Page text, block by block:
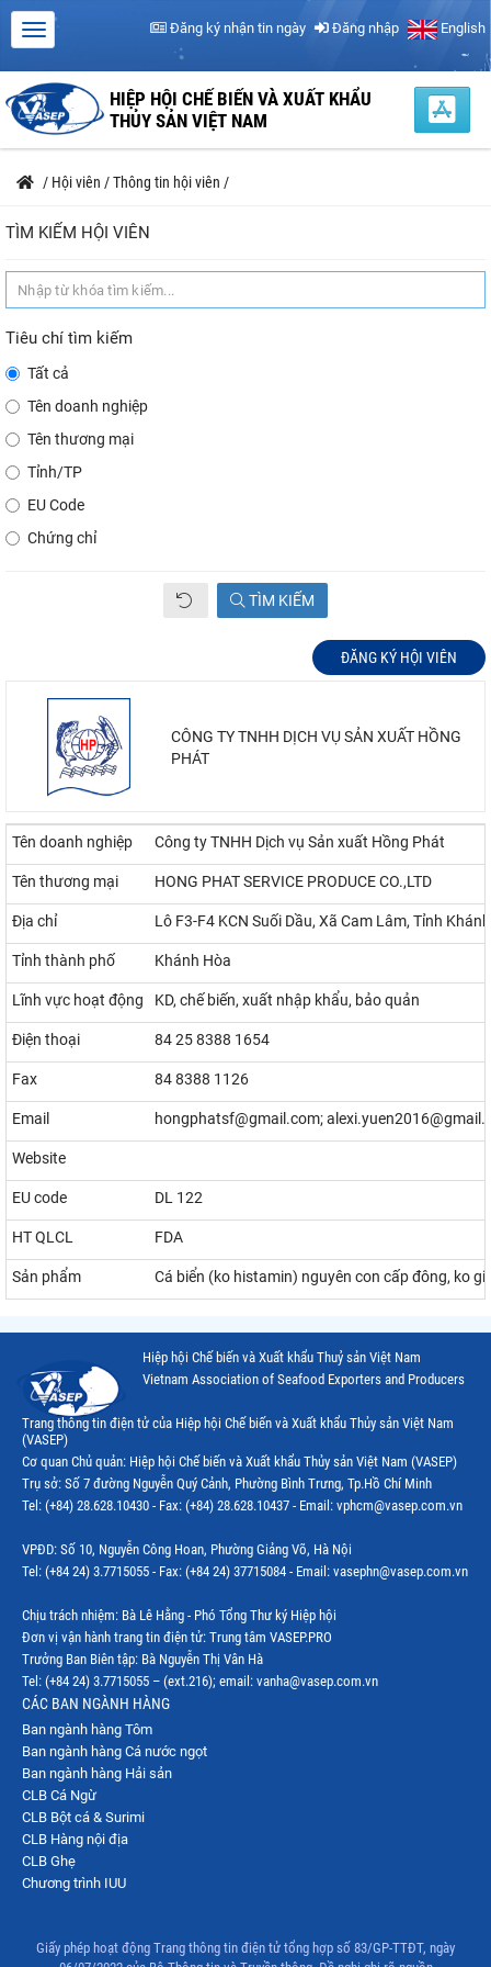
Đăng ký nhận tin ngày Đăng nhập English
HIỆP HỘI CHẾ BIẾN VÀ XUẤT KHẨU
THỦY SẢN VIỆT NAM
/ Hội viên /Thông tin hội viên /
TÌM KIẾM HỘI VIÊN
Tiêu chí tìm kiếm
Tất cả
Tên doanh nghiệp
Tên thương mại
Tỉnh/TP
EU Code
Chứng chỉ
TÌM KIẾM
ĐĂNG KÝ HỘI VIÊN
CÔNG TY TNHH DỊCH VỤ SẢN XUẤT HỒNG
PHÁT
Tên doanh nghiệp Công ty TNHH Dịch vụ Sản xuất Hồng Phát
Tên thương mại HONG PHAT SERVICE PRODUCE CO.,LTD
Địa chỉ Lô F3-F4 KCN Suối Dầu, Xã Cam Lâm, Tỉnh
Tỉnh thành phố Khánh Hòa
Lĩnh vực hoạt động KD, chế biến, xuất nhập khẩu, bảo quản
Điện thoại 84 25 8388 1654
Fax 84 8388 1126
Email hongphatsf@gmail.com;
Website
EU code DL 122
HT QLCL FDA
Sản phẩm Cá biển (ko histamin) nguyên con cấp đông, ko
Hiệp hội Chế biến và Xuất khẩu Thuỷ sản Việt Nam
Vietnam Association of Seafood Exporters and Producers
Trang thông tin điện tử của Hiệp hội Chế biến và Xuất khẩu Thủy sản Việt Nam
(VASEP)
Cơ quan Chủ quản: Hiệp hội Chế biến và Xuất khẩu Thủy sản Việt Nam (VASEP)
Trụ sở: Số 7 đường Nguyễn Quý Cảnh, Phường Bình Trưng, Tp.Hồ Chí Minh
Tel: (+84) 28.628.10430 - Fax: (+84) 28.628.10437 - Email: vphcm@vasep.com.vn
VPĐD: Số 10, Nguyễn Công Hoan, Phường Giảng Võ, Hà Nội
Tel: (+84 24) 3.7715055 - Fax: (+84 24) 37715084 - Email: vasephn@vasep.com.vn
Chịu trách nhiệm: Bà Lê Hằng - Phó Tổng Thư ký Hiệp hội
Đơn vị vận hành trang tin điện tử: Trung tâm VASEP.PRO
Trưởng Ban Biên tập: Bà Nguyễn Thị Vân Hà
Tel: (+84 24) 3.7715055 – (ext.216); email: vanha@vasep.com.vn
CÁC BAN NGÀNH HÀNG
Ban ngành hàng Tôm
Ban ngành hàng Cá nước ngọt
Ban ngành hàng Hải sản
CLB Cá Ngừ
CLB Bột cá & Surimi
CLB Hàng nội địa
CLB Ghẹ
Chương trình IUU
Giấy phép hoạt động Trang thông tin điện tử tổng hợp số 83/GP-TTĐT, ngày